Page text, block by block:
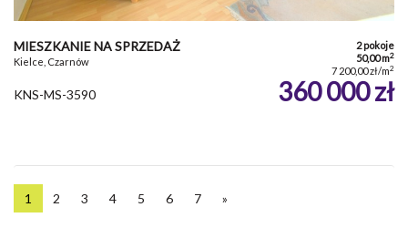
MIESZKANIE NA SPRZEDAŻ
Kielce, Czarnów
2 pokoje
50,00 m2
7 200,00 zł/m2
KNS-MS-3590 360 000 zł
1 2 3 4 5 6 7 »